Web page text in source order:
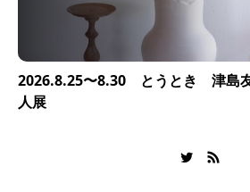
2026.8.25〜8.30 とうとき 津
人展